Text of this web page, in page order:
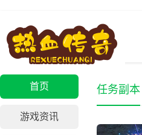
首页
游戏资讯
任务副本